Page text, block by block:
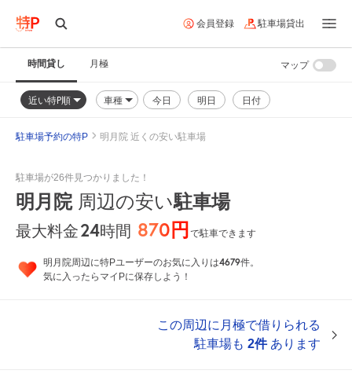
会員登録 駐車場貸出
時間貸し 月極
近い特P順 車種 今日 明日 日付
マップ
駐車場予約の特P 明月院 近くの安い駐車場
駐車場が26件見つかりました！
明月院周辺の安い駐車場
最大料金24時間 870円で駐車できます
明月院周辺に特Pユーザーのお気に入りは4679件。
気に入ったらマイPに保存しよう！
この周辺に月極で借りられる
駐車場も 2件あります